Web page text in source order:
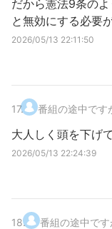
だから憲法9条の
と無効にする必要
2026/05/13 22:11:50
17. 番組の途中です
大人しく頭を下げ
2026/05/13 22:24:39
18. 番組の途中で